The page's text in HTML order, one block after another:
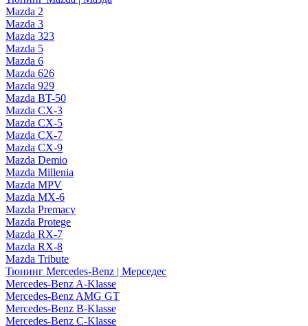
Mazda 2
Mazda 3
Mazda 323
Mazda 5
Mazda 6
Mazda 626
Mazda 929
Mazda BT-50
Mazda CX-3
Mazda CX-5
Mazda CX-7
Mazda CX-9
Mazda Demio
Mazda Millenia
Mazda MPV
Mazda MX-6
Mazda Premacy
Mazda Protege
Mazda RX-7
Mazda RX-8
Mazda Tribute
Тюнинг Mercedes-Benz | Мерседес
Mercedes-Benz A-Klasse
Mercedes-Benz AMG GT
Mercedes-Benz B-Klasse
Mercedes-Benz C-Klasse